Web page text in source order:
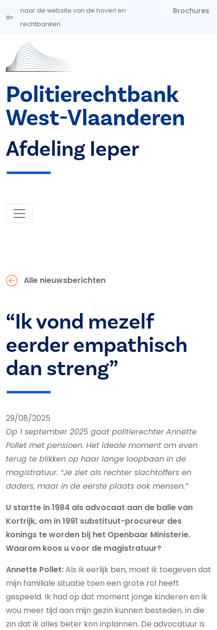
Overslaan en naar de inhoud gaan
naar de website van de hoven en
rechtbanken
Brochures
Politierechtbank
West-Vlaanderen
Afdeling Ieper
Alle nieuwsberichten
“Ik vond mezelf
eerder empathisch
dan streng”
29/08/2025
Op 1 september 2025 gaat politierechter Annette
Pollet met pensioen. Het ideale moment om even
terug te blikken op haar lange loopbaan in de
magistratuur. “Je ziet als rechter slachtoffers en
daders, maar in de eerste plaats ook mensen.”
U startte in 1984 als advocaat aan de balie van
Kortrijk, om in 1991 substituut-procureur des
konings te worden bij het Openbaar Ministerie.
Waarom koos u voor de magistratuur?
Annette Pollet:Als ik eerlijk ben, moet ik toegeven dat
mijn familiale situatie toen een grote rol heeft
gespeeld. Ik had op dat moment jonge kinderen en ik
wou meer tijd aan mijn gezin kunnen besteden, in die
zin dat ik alles beter kon inplannen. De advocatuur is